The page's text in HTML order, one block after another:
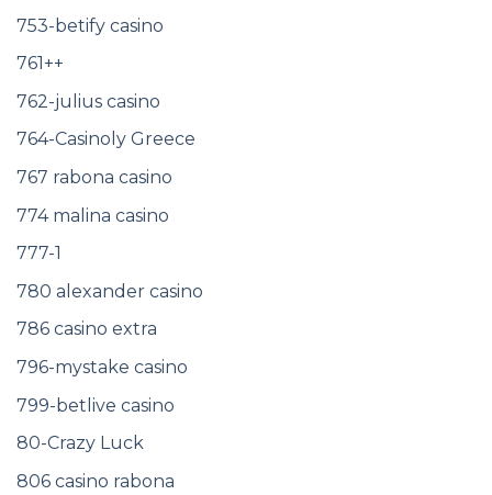
753-betify casino
761++
762-julius casino
764-Casinoly Greece
767 rabona casino
774 malina casino
777-1
780 alexander casino
786 casino extra
796-mystake casino
799-betlive casino
80-Crazy Luck
806 casino rabona